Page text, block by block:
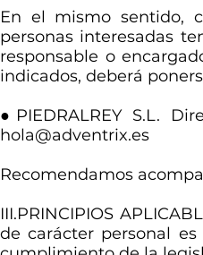
En el mismo sentido,
personas interesadas
responsable o
indicados, deberá
●PIEDRALREY S.L.
hola@adventrix.es
Recomendamos
III.PRINCIPIOS
de carácter personal